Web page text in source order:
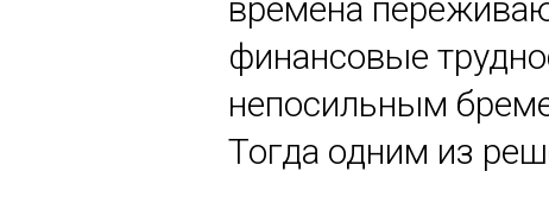
времена
финансовые
непосильным
Тогда одним из